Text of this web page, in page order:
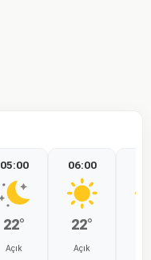
05:00
22°
Açık
06:00
22°
Açık